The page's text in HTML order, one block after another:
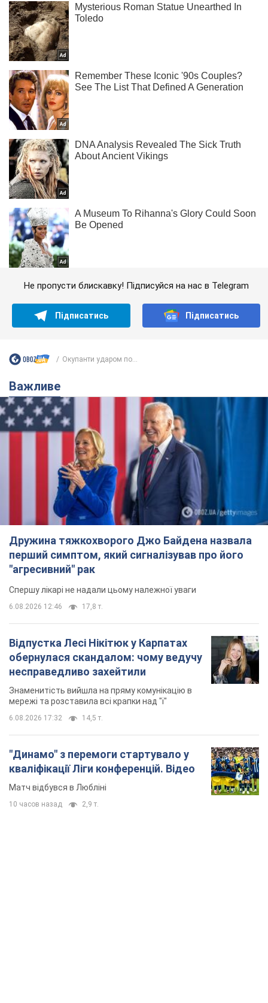
Не пропусти блискавку! Підписуйся на нас в Telegram
Підписатись Підписатись
Окупанти ударом по...
Важливе
Дружина тяжкохворого Джо Байдена назвала
перший симптом, який сигналізував про його
"агресивний" рак
Спершу лікарі не надали цьому належної уваги
6.08.2026 12:46 17,8 т.
Відпустка Лесі Нікітюк у Карпатах
обернулася скандалом: чому ведучу
несправедливо захейтили
Знаменитість вийшла на пряму комунікацію в
мережі та розставила всі крапки над "і"
6.08.2026 17:32 14,5 т.
"Динамо" з перемоги стартувало у
кваліфікації Ліги конференцій. Відео
Матч відбувся в Любліні
10 часов назад 2,9 т.